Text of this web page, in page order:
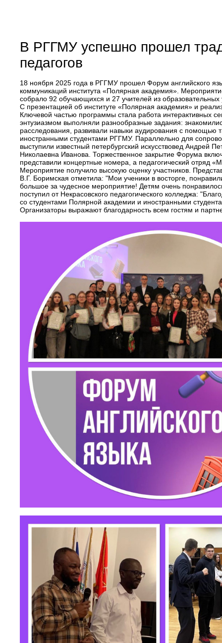
В РГГМУ успешно прошел
педагогов
18 ноября 2025 года в РГГМУ прошел Форум английского
коммуникаций института «Полярная академия».
собрало 92 обучающихся и 27 учителей из
С презентацией об институте «Полярная академия» и
Ключевой частью программы стала работа интерактивных
энтузиазмом выполняли разнообразные задания:
расследования, развивали навыки аудирования с помощью
иностранными студентами РГГМУ. Параллельно для
выступили известный петербургский искусствовед Андрей
Николаевна Иванова. Торжественное закрытие Форума
представили концертные номера, а педагогический отряд
Мероприятие получило высокую оценку участников.
В.Г. Боримская отметила: "Мои ученики в восторге,
большое за чудесное мероприятие! Детям очень
поступил от Некрасовского педагогического колледжа:
со студентами Полярной академии и иностранными
Организаторы выражают благодарность всем гостям и